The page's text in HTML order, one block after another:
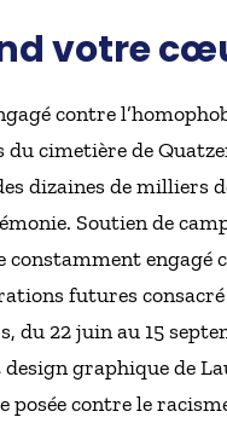
votre
contre
du cimetière de
dizaines de milliers
Soutien de
constamment engagé
futures
du 22 juin au 15
design graphique de
posée contre le